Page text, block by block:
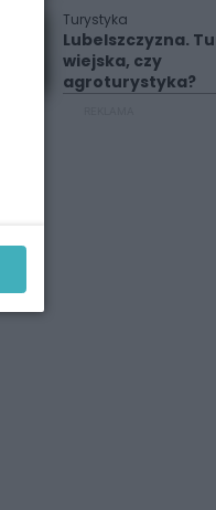
Turystyka
Lubelszczyzna.
wiejska, czy
agroturystyka?